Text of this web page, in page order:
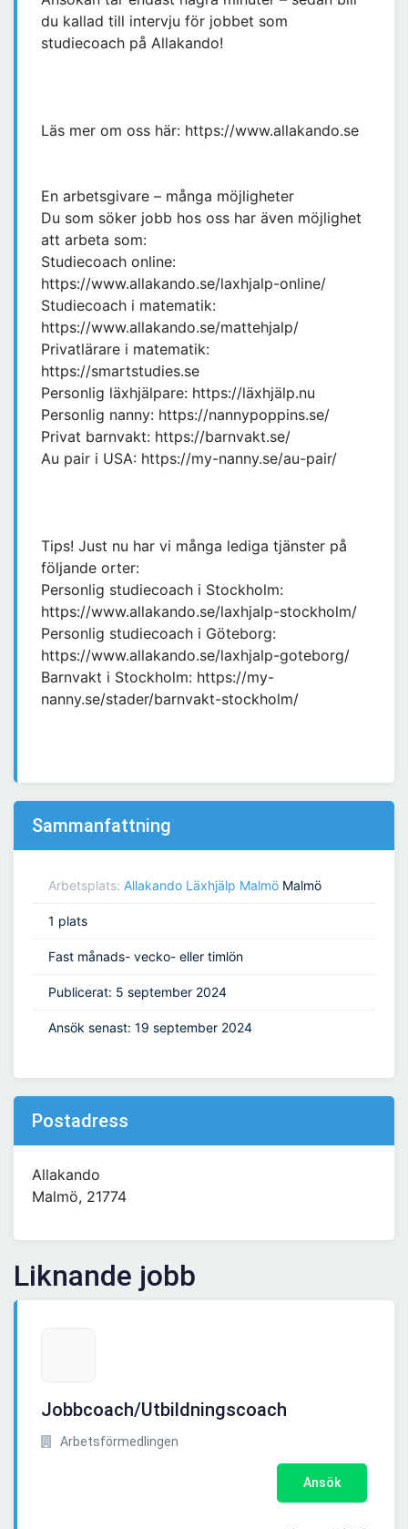
du kallad till intervju för jobbet som
studiecoach på Allakando!
Läs mer om oss här: https://www.allakando.se
En arbetsgivare – många möjligheter
Du som söker jobb hos oss har även möjlighet
att arbeta som:
Studiecoach online:
https://www.allakando.se/laxhjalp-online/
Studiecoach i matematik:
https://www.allakando.se/mattehjalp/
Privatlärare i matematik:
https://smartstudies.se
Personlig läxhjälpare: https://läxhjälp.nu
Personlig nanny: https://nannypoppins.se/
Privat barnvakt: https://barnvakt.se/
Au pair i USA: https://my-nanny.se/au-pair/
Tips! Just nu har vi många lediga tjänster på
följande orter:
Personlig studiecoach i Stockholm:
https://www.allakando.se/laxhjalp-stockholm/
Personlig studiecoach i Göteborg:
https://www.allakando.se/laxhjalp-goteborg/
Barnvakt i Stockholm: https://my-
nanny.se/stader/barnvakt-stockholm/
Sammanfattning
Arbetsplats: Allakando Läxhjälp Malmö Malmö
1 plats
Fast månads- vecko- eller timlön
Publicerat: 5 september 2024
Ansök senast: 19 september 2024
Postadress
Allakando
Malmö, 21774
Liknande jobb
Jobbcoach/Utbildningscoach
Arbetsförmedlingen
Ansök